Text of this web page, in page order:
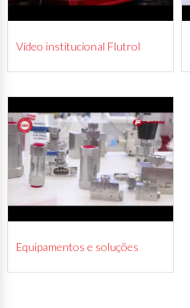
Vídeo institucional Flutrol
Equipamentos e soluções